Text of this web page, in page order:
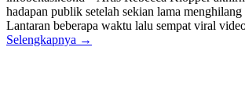
hadapan publik setelah sekian lama
Lantaran beberapa waktu lalu sempat viral
Selengkapnya →